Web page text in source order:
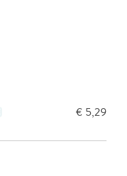
€ 5,29